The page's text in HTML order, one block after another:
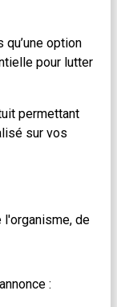
qu’une option
pour lutter
permettant
sur vos
l'organisme, de
: